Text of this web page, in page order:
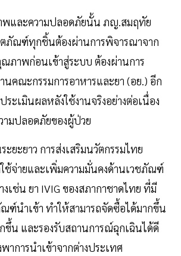
และความปลอดภัยนั้น ภญ.สมฤทัย
ภัณฑ์ทุกชิ้นต้องผ่านการพิจารณาจาก
ภาพก่อนเข้าสู่ระบบ ต้องผ่านการ
นคณะกรรมการอาหารและยา (อย.) อีก
ระเมินผลหลังใช้งานจริงอย่างต่อเนื่อง
ามปลอดภัยของผู้ป่วย
ยะยาว การส่งเสริมนวัตกรรมไทย
ช้จ่ายและเพิ่มความมั่นคงด้านเวชภัณฑ์
เช่น ยา IVIG ของสภากาชาดไทย ที่มี
ฑ์นำเข้า ทำให้สามารถจัดซื้อได้มากขึ้น
ขึ้น และรองรับสถานการณ์ฉุกเฉินได้ดี
าการนำเข้าจากต่างประเทศ